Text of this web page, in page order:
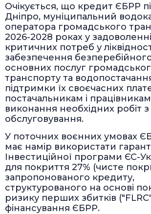
Очікується, що кредит ЄБРР
Дніпро, муніципальний
оператора громадського
2026-2028 роках у задоволенні
критичних потреб у
забезпечення
основних послуг
транспорту та водопостачання
підтримки їх своєчасних
постачальникам і
виконання необхідних робіт з
обслуговування.
У поточних воєнних умовах
має намір використати
Інвестиційної програми ЄС-
для покриття 27% (чисте
запропонованого кредиту,
структурованого на основі
ризику перших збитків
фінансування ЄБРР.